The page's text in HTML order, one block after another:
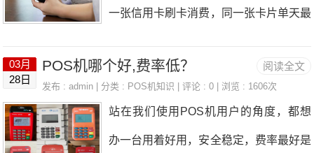
一张信用卡刷卡消费，同一张卡片单天最
控，不利于用户提升信用卡额度。2.长期
阅读全文
03月
28日
POS机哪个好,费率低？
发布 : admin | 分类 : POS机知识 | 评论 : 0 | 浏览 : 1606次
站在我们使用POS机用户的角度，都想
办一台用着好用，安全稳定，费率最好是